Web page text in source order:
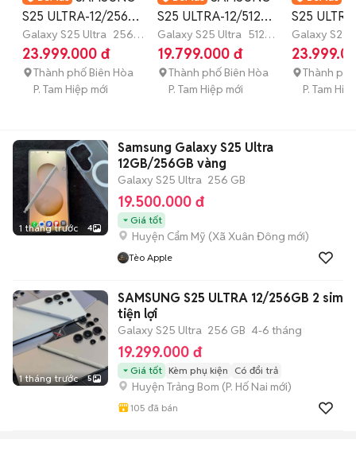
S25 ULTRA-12/256G
VN Newseal-Màu
Đẹp
Galaxy S25 Ultra 256
GB
23.999.000 đ
Thành phố Biên Hòa
P. Tam Hiệp mới
S25 ULTRA-12/512G-
ĐỦ MÀU-Snap8Elite
Galaxy S25 Ultra 512
GB
19.799.000 đ
Thành phố Biên Hòa
P. Tam Hiệp mới
S25
12/256G-
Màu Blue
Galaxy S25
GB
Thành
P. Tam
1 tháng trước 4
Samsung Galaxy S25 Ultra
12GB/256GB vàng
Galaxy S25 Ultra 256 GB
19.500.000 đ
Giá tốt
Huyện Cẩm Mỹ (Xã Xuân Đông mới)
Tèo Apple
1 tháng trước 5
SAMSUNG S25 ULTRA 12/256GB 2 sim
tiện lợi
Galaxy S25 Ultra 256 GB 4-6 tháng
19.299.000 đ
Giá tốt Kèm phụ kiện Có đổi trả
Huyện Trảng Bom (P. Hố Nai mới)
105 đã bán